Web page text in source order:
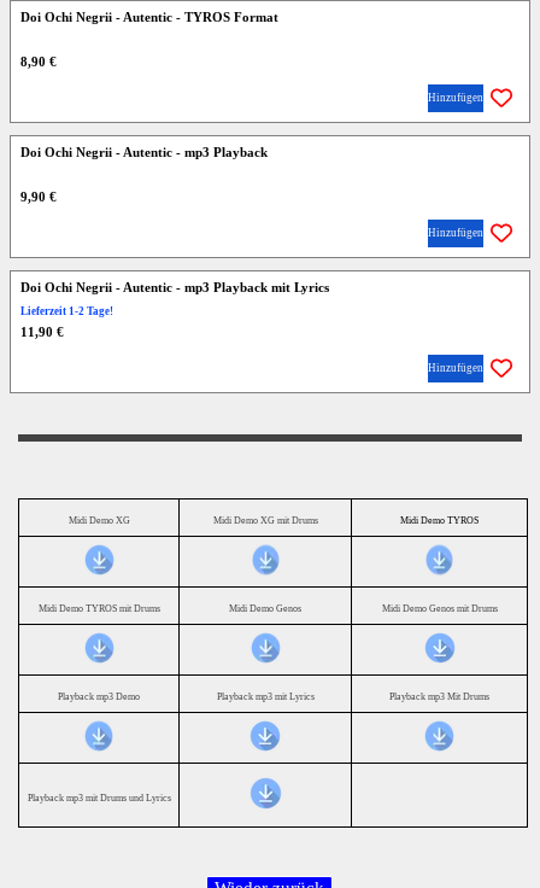
Doi Ochi Negrii - Autentic - TYROS Format
8,90 €
Hinzufügen
Doi Ochi Negrii - Autentic - mp3 Playback
9,90 €
Hinzufügen
Doi Ochi Negrii - Autentic - mp3 Playback mit Lyrics
Lieferzeit 1-2 Tage!
11,90 €
Hinzufügen
Midi Demo XG Midi Demo XG mit Drums Midi Demo TYROS
Midi Demo TYROS mit Drums Midi Demo Genos Midi Demo Genos mit Drums
Playback mp3 Demo Playback mp3 mit Lyrics Playback mp3 Mit Drums
Playback mp3 mit Drums und Lyrics